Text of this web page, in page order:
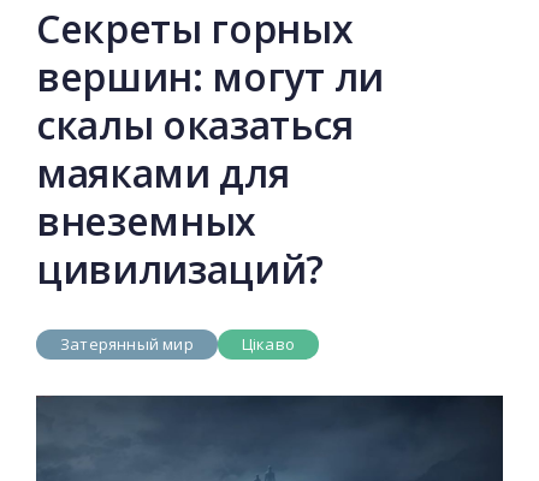
Секреты горных
вершин: могут ли
скалы оказаться
маяками для
внеземных
цивилизаций?
Затерянный мир Цікаво